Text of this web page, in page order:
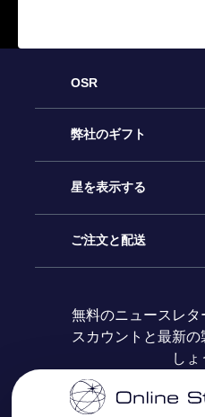
OSR
カスタマーサービス
お問い合わせ
ブログ
レビュー
弊社のギフト
Online Starギフト
OSRギフトパック
OSR ギフトカード
法人ギフト
星を表示する
星の登録
カスタマイズされた
One Million Stars
ご注文と配送
お支払いに関する情報
配送に関する情報
無料のニュースレタ
スカウントと最新
しょ